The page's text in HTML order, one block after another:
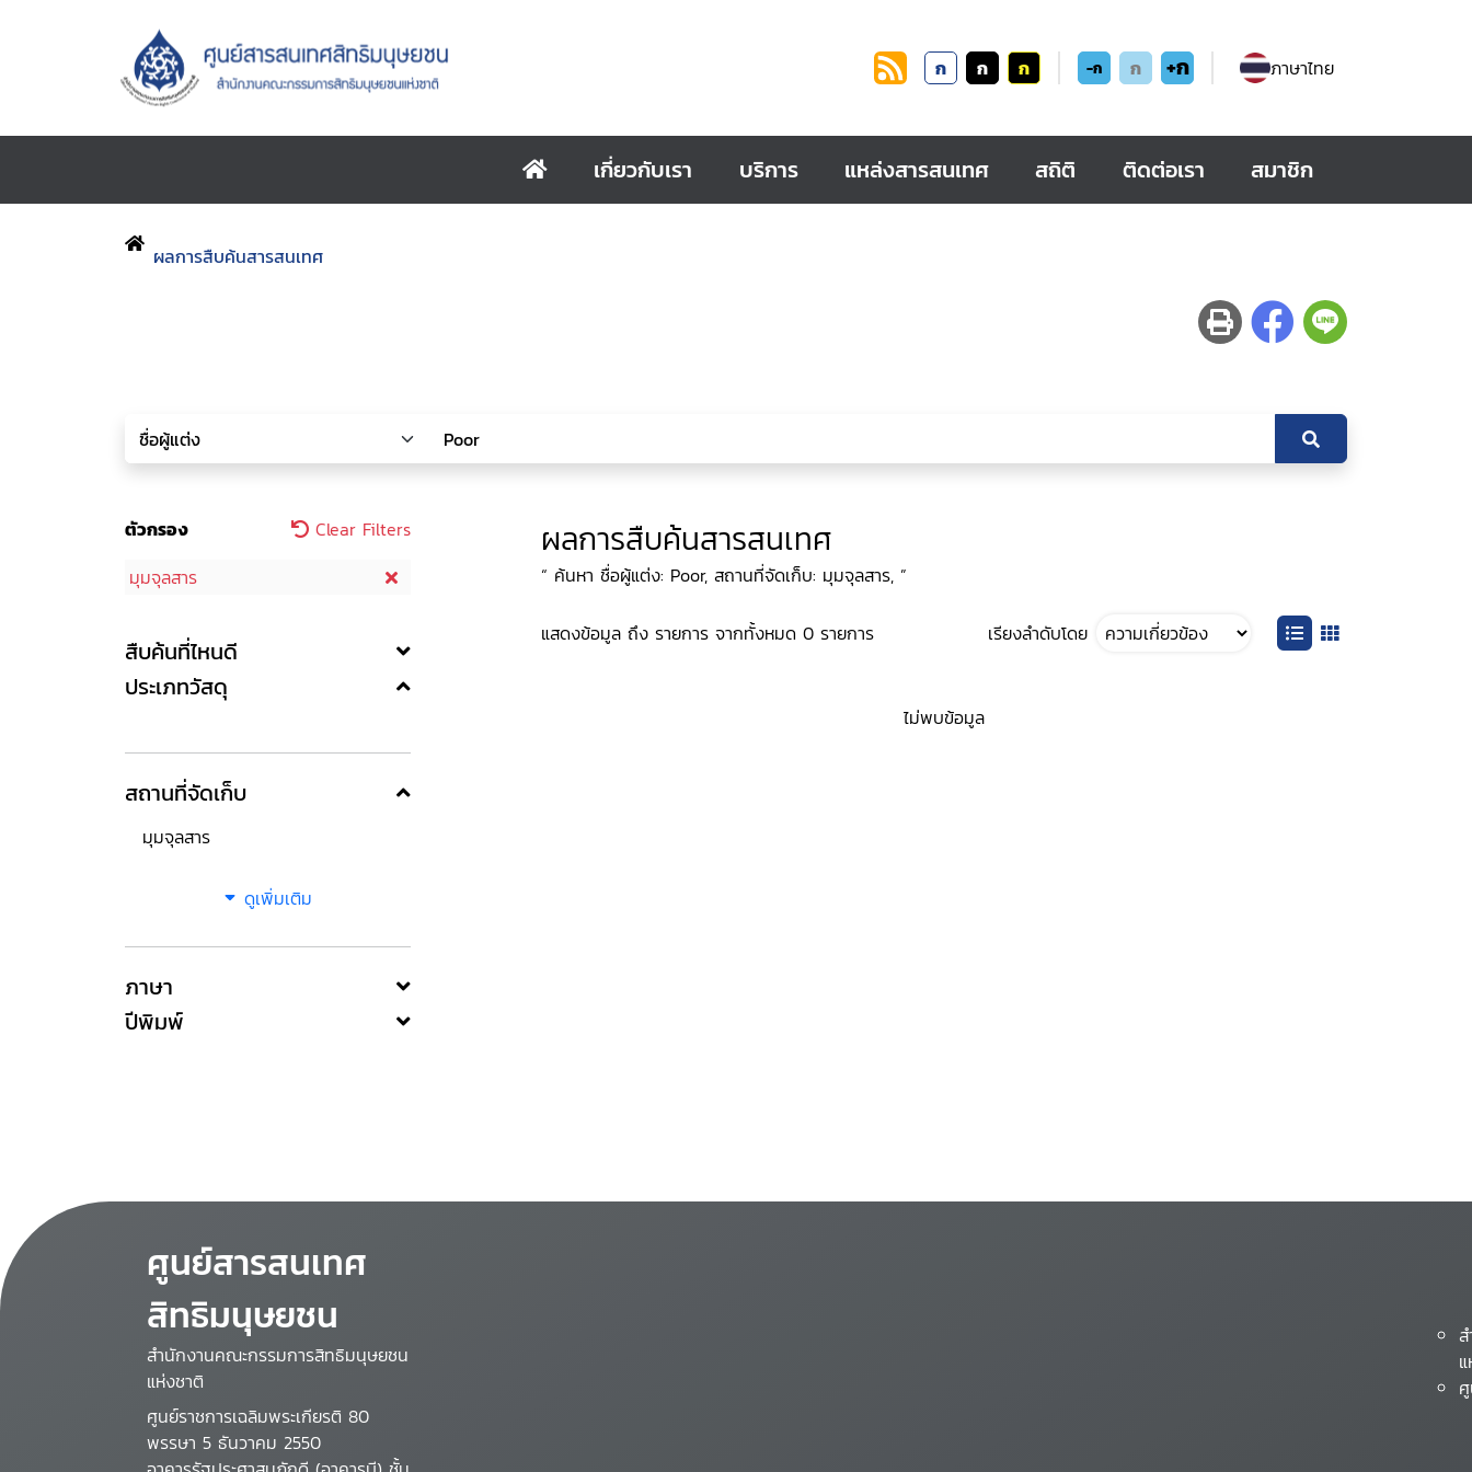
ก ก ก -ก ก +ก ภาษาไทย
เกี่ยวกับเรา บริการ แหล่งสารสนเทศ สถิติ ติดต่อเรา สมาชิก
ผลการสืบค้นสารสนเทศ
ตัวกรอง
Clear Filters
มุมจุลสาร
สืบค้นที่ไหนดี
ประเภทวัสดุ
สถานที่จัดเก็บ
มุมจุลสาร
ดูเพิ่มเติม
ภาษา
ปีพิมพ์
ผลการสืบค้นสารสนเทศ
“ ค้นหา ชื่อผู้แต่ง: Poor, สถานที่จัดเก็บ: มุมจุลสาร, ”
แสดงข้อมูล ถึง รายการ จากทั้งหมด 0 รายการ เรียงลำดับโดย
ไม่พบข้อมูล
ศูนย์สารสนเทศ
สิทธิมนุษยชน
สำนักงานคณะกรรมการสิทธิมนุษยชน
แห่งชาติ
ศูนย์ราชการเฉลิมพระเกียรติ 80
พรรษา 5 ธันวาคม 2550